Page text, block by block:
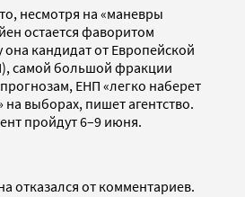
несмотря на «маневры
остается фаворитом
кандидат от Европейской
самой большой фракции
ЕНП «легко наберет
выборах, пишет агентство.
пройдут 6–9 июня.
отказался от комментариев.